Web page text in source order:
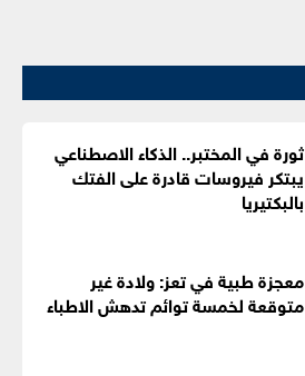
ثورة في المختبر.. الذكاء الاصطناعي
يبتكر فيروسات قادرة على الفتك
بالبكتيريا
معجزة طبية في تعز: ولادة غير
متوقعة لخمسة توائم تدهش الاطباء